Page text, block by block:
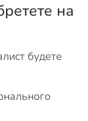
на
будете